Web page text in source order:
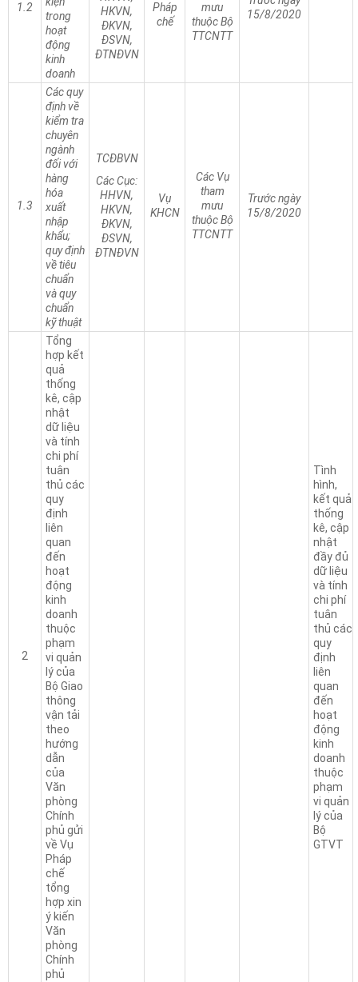
1.2
trong
hoạt
động
kinh
doanh
HKVN,
ĐKVN,
ĐSVN,
ĐTNĐVN
Pháp
chế
mưu
thuộc Bộ
TTCNTT
15/8/2020
1.3
Các quy
định về
kiểm tra
chuyên
ngành
đối với
hàng
hóa
xuất
nhập
khẩu;
quy định
về tiêu
chuẩn
và quy
chuẩn
kỹ thuật
TCĐBVN
Các Cục:
HHVN,
HKVN,
ĐKVN,
ĐSVN,
ĐTNĐVN
Vụ
KHCN
Các Vụ
tham
mưu
thuộc Bộ
TTCNTT
Trước ngày
15/8/2020
2
Tổng
hợp kết
quả
thống
kê, cập
nhật
dữ liệu
và tính
chi phí
tuân
thủ các
quy
định
liên
quan
đến
hoạt
động
kinh
doanh
thuộc
phạm
vi quản
lý của
Bộ Giao
thông
vận tải
theo
hướng
dẫn
của
Văn
phòng
Chính
phủ gửi
về Vụ
Pháp
chế
tổng
hợp xin
ý kiến
Văn
phòng
Chính
phủ
Tình
hình,
kết quả
thống
kê, cập
nhật
đầy đủ
dữ liệu
và tính
chi phí
tuân
thủ các
quy
định
liên
quan
đến
hoạt
động
kinh
doanh
thuộc
phạm
vi quản
lý của
Bộ
GTVT